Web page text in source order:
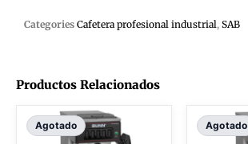
Categories Cafetera profesional industrial, SAB
Productos Relacionados
Agotado Agotado